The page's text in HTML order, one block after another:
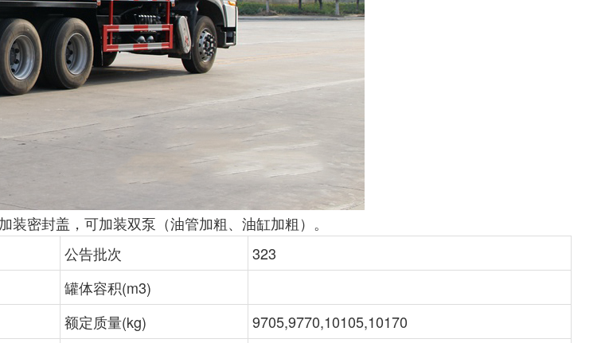
密封盖，可加装双泵（油管加粗、油缸加粗）。
公告批次
323
罐体容积(m3)
额定质量(kg)
9705,9770,10105,10170